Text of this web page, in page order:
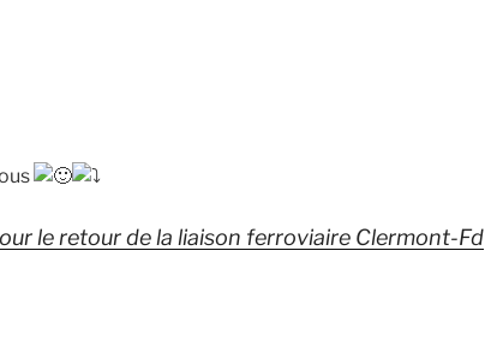
le retour de la liaison ferroviaire Clermont-Fd